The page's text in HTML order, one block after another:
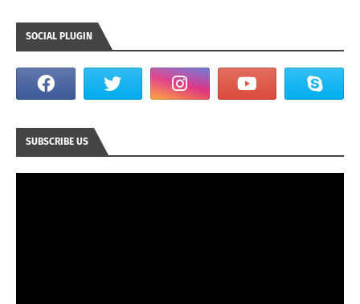
SOCIAL PLUGIN
SUBSCRIBE US